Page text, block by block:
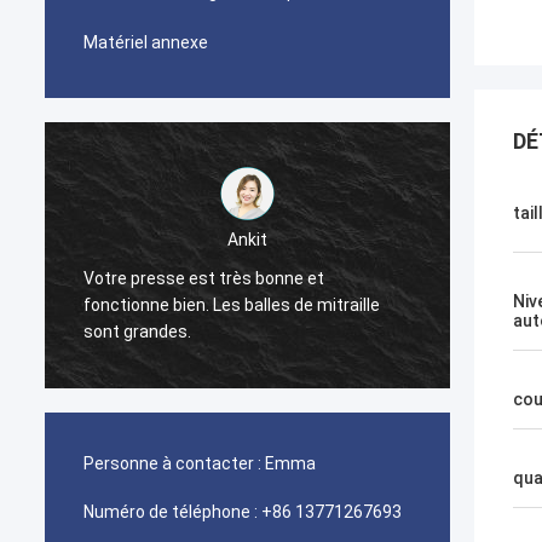
Matériel annexe
Ankit
Votre presse est très bonne et
fonctionne bien. Les balles de mitraille
sont grandes.
La
bien.
Personne à contacter : Emma
Numéro de téléphone : +86 13771267693